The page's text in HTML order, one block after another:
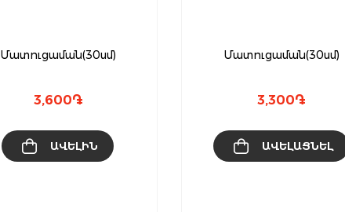
Մատուցաման(30սմ)
3,600֏
ԱՎԵԼԻՆ
Մատուցաման(30սմ)
3,300֏
ԱՎԵԼԱՑՆԵԼ